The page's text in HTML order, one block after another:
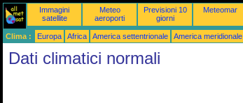
Immagini
satellite
Meteo
aeroporti
Previsioni 10
giorni
Meteomar
Clima : Europa Africa America settentrionale America meridionale
Dati climatici normali